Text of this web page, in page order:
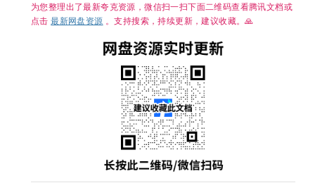
犯罪/奇幻/冒
险/4K完结 夸
克
为您整理出了最新夸克资源，微信扫一扫下面二维码查看腾讯文档或
点击最新网盘资源 。支持搜索，持续更新，建议收藏。🙏